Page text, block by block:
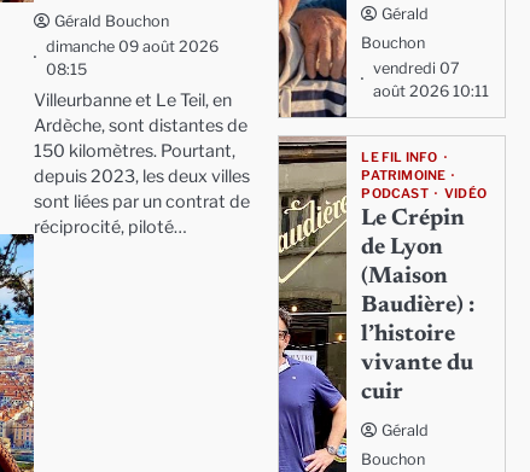
Gérald Bouchon
dimanche 09 août 2026
08:15
Villeurbanne et Le Teil, en
Ardèche, sont distantes de
150 kilomètres. Pourtant,
depuis 2023, les deux villes
sont liées par un contrat de
réciprocité, piloté…
Gérald
Bouchon
vendredi 07
août 2026 10:11
LE FIL INFO
PATRIMOINE
PODCAST
VIDÉO
Le Crépin
de Lyon
(Maison
Baudière) :
l’histoire
vivante du
cuir
Gérald
Bouchon